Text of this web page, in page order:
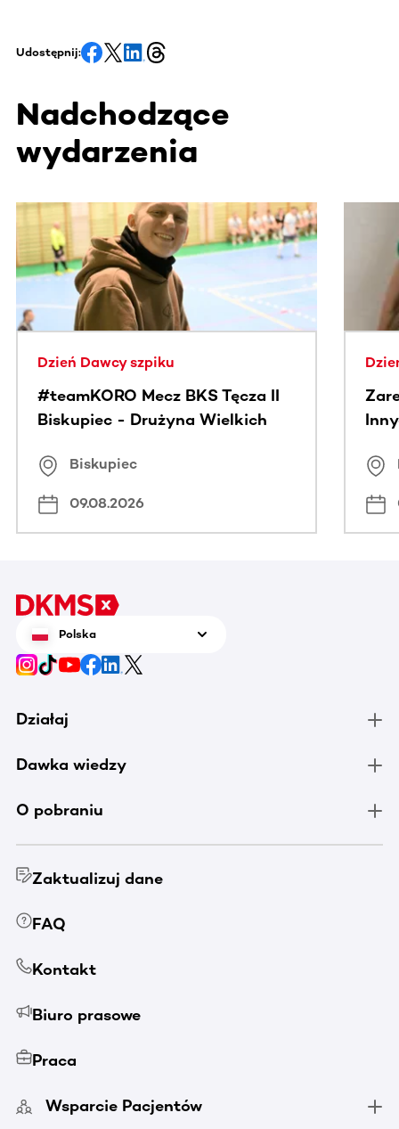
Udostępnij:
Nadchodzące
wydarzenia
Ta sekcja zawiera treści przewijane w poziomie. Użyj
Dzień Dawcy szpiku
#teamKORO Mecz BKS Tęcza II
Biskupiec - Drużyna Wielkich
Biskupiec
09.08.2026
Polska
Działaj
Dawka wiedzy
O pobraniu
Zaktualizuj dane
FAQ
Kontakt
Biuro prasowe
Praca
Wsparcie Pacjentów